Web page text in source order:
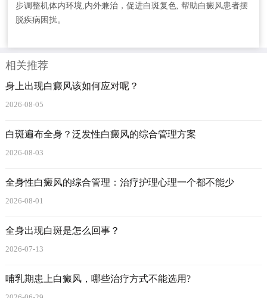
步调整机体内环境,内外兼治，促进白斑复色, 帮助白癜风患者摆
脱疾病困扰。
相关推荐
身上出现白癜风该如何应对呢？
2026-08-05
白斑遍布全身？泛发性白癜风的综合管理方案
2026-08-03
全身性白癜风的综合管理：治疗护理心理一个都不能少
2026-08-01
全身出现白斑是怎么回事？
2026-07-13
哺乳期患上白癜风，哪些治疗方式不能选用?